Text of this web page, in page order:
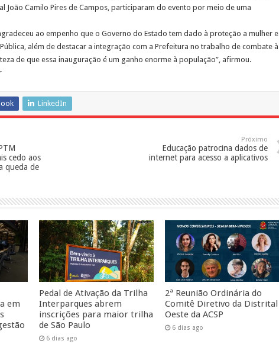
João Camilo Pires de Campos, participaram do evento por meio de uma
ao empenho que o Governo do Estado tem dado à proteção a mulher e
além de destacar a integração com a Prefeitura no trabalho de combate à
de que essa inauguração é um ganho enorme à população”, afirmou.
LinkedIn
cedo aos
queda de
Próximo
Educação patrocina dados de
internet para acesso a aplicativos
em
Pedal de Ativação da Trilha
Interparques abrem
inscrições para maior trilha
de São Paulo
6 dias ago
2ª Reunião Ordinária do
Comitê Diretivo da Distrital
Oeste da ACSP
6 dias ago